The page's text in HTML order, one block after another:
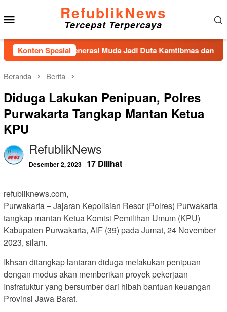
ke
konten
RefublikNews
Tercepat Terpercaya
Konten Spesial
Ajak Generasi Muda Jadi Duta Kamtibmas dan Aktif
Beranda Berita
Diduga Lakukan Penipuan, Polres
Purwakarta Tangkap Mantan Ketua
KPU
RefublikNews
Desember 2, 2023 17 Dilihat
refubliknews.com,
Purwakarta – Jajaran Kepolisian Resor (Polres) Purwakarta
tangkap mantan Ketua Komisi Pemilihan Umum (KPU)
Kabupaten Purwakarta, AIF (39) pada Jumat, 24 November
2023, silam.
Ikhsan ditangkap lantaran diduga melakukan penipuan
dengan modus akan memberikan proyek pekerjaan
Insfratuktur yang bersumber dari hibah bantuan keuangan
Provinsi Jawa Barat.